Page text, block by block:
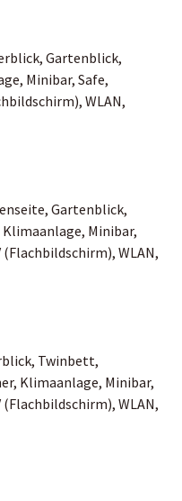
Gartenblick,
Minibar, Safe,
WLAN,
Gartenblick,
Minibar,
WLAN,
Twinbett,
Klimaanlage, Minibar,
WLAN,